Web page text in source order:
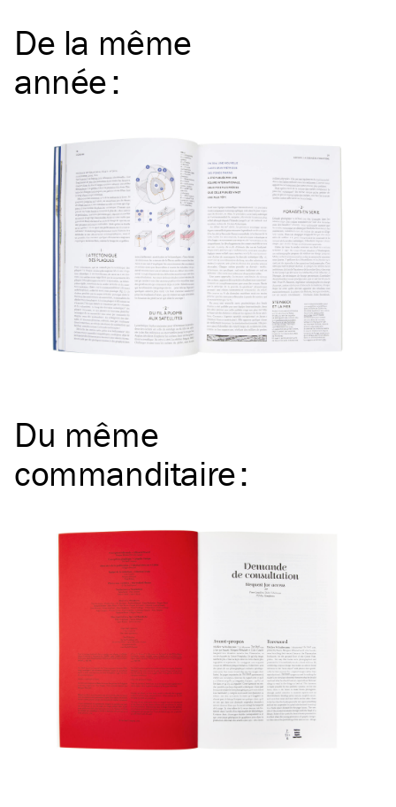
De la même
année:
Du même
commanditaire: